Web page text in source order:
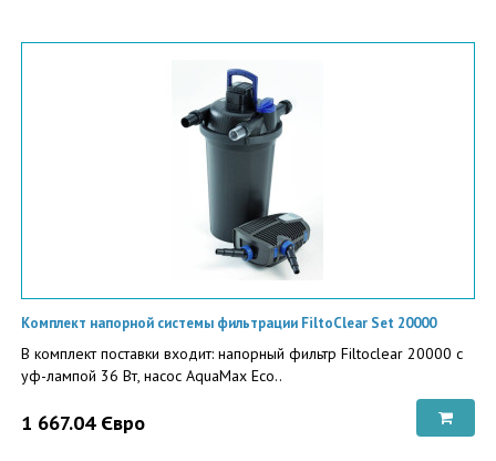
Комплект напорной системы фильтрации FiltoClear Set 20000
В комплект поставки входит: напорный фильтр Filtoclear 20000 c
уф-лампой 36 Вт, насос AquaMax Eco..
1 667.04 Євро